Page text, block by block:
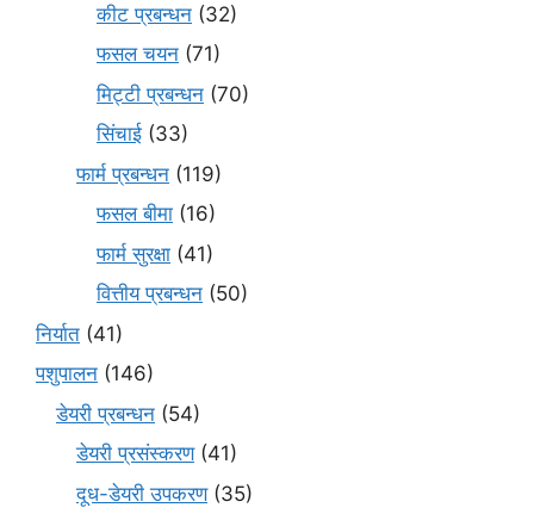
कीट प्रबन्धन (32)
फसल चयन (71)
मि‌ट्टी प्रबन्धन (70)
सिंचाई (33)
फार्म प्रबन्धन (119)
फसल बीमा (16)
फार्म सुरक्षा (41)
वित्तीय प्रबन्धन (50)
निर्यात (41)
पशुपालन (146)
डेयरी प्रबन्धन (54)
डेयरी प्रसंस्करण(41)
दूध-डेयरी उपकरण(35)